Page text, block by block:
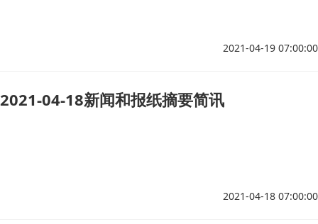
2021-04-19 07:00:00
2021-04-18新闻和报纸摘要简讯
2021-04-18 07:00:00